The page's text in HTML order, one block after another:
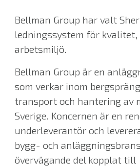
Bellman Group har valt
ledningssystem för kvalitet,
arbetsmiljö.
Bellman Group är en
som verkar inom
transport och hantering av
Sverige. Koncernen är en
underleverantör och
bygg- och
övervägande del kopplat till